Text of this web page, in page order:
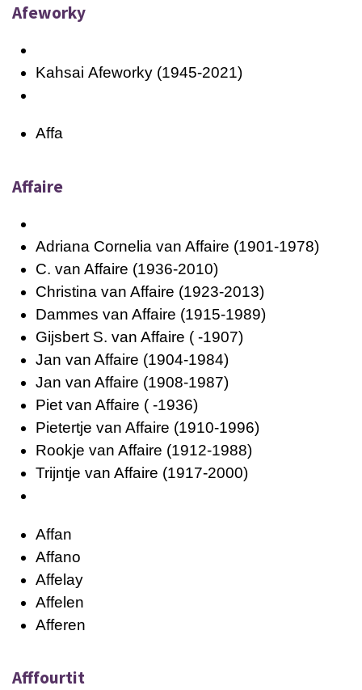
Afeworky
Kahsai Afeworky (1945-2021)
Affa
Affaire
Adriana Cornelia van Affaire (1901-1978)
C. van Affaire (1936-2010)
Christina van Affaire (1923-2013)
Dammes van Affaire (1915-1989)
Gijsbert S. van Affaire ( -1907)
Jan van Affaire (1904-1984)
Jan van Affaire (1908-1987)
Piet van Affaire ( -1936)
Pietertje van Affaire (1910-1996)
Rookje van Affaire (1912-1988)
Trijntje van Affaire (1917-2000)
Affan
Affano
Affelay
Affelen
Afferen
Afffourtit